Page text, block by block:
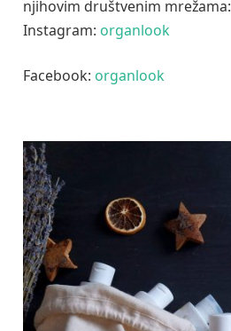
njihovim društvenim mrežama:
Instagram: organlook
Facebook: organlook